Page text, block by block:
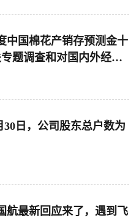
中国棉花产销存预测金十
题调查和对国内外经济
年度和2023年度中国
日，公司股东总户数为
航最新回应来了，遇到飞